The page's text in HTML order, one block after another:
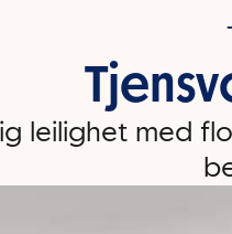
leilighet med